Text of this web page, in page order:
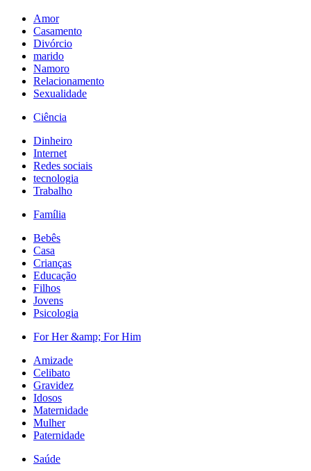
Amor
Casamento
Divórcio
marido
Namoro
Relacionamento
Sexualidade
Ciência
Dinheiro
Internet
Redes sociais
tecnologia
Trabalho
Família
Bebês
Casa
Crianças
Educação
Filhos
Jovens
Psicologia
For Her &amp; For Him
Amizade
Celibato
Gravidez
Idosos
Maternidade
Mulher
Paternidade
Saúde